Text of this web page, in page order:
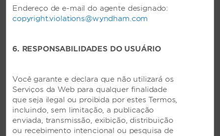
Flipchart
Aluguel de equipamentos
Serviços de suporte para reuniões
Cartões de visita
Projetor - Superior
Área de registro
Telas
Endereço de e-mail do agente designado:
copyright.violations@wyndham.com
6. RESPONSABILIDADES DO USUÁRIO
Você garante e declara que não utilizará os
Serviços da Web para qualquer finalidade
que seja ilegal ou proibida por estes Termos,
incluindo, sem limitação, a publicação
enviada, transmissão, exibição, distribuição
ou recebimento intencional ou pesquisa de